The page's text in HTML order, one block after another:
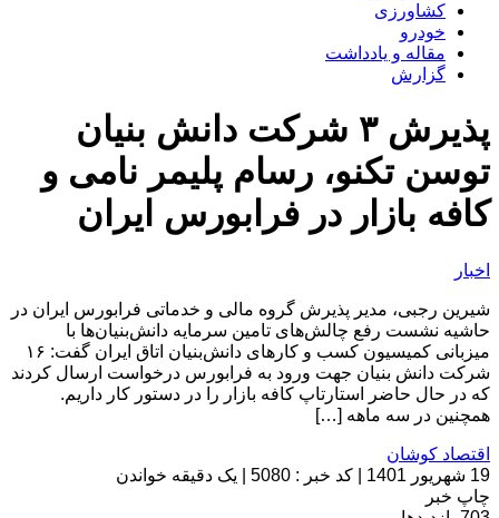
کشاورزی
خودرو
مقاله و یادداشت
گزارش
پذیرش ۳ شرکت دانش بنیان
توسن تکنو، رسام پلیمر نامی و
کافه بازار در فرابورس ایران
اخبار
شیرین رجبی، مدیر پذیرش گروه مالی و خدماتی فرابورس ایران در
حاشیه نشست رفع چالش‌های تامین سرمایه دانش‌بنیان‌ها با
میزبانی کمیسیون کسب و کارهای دانش‌بنیان اتاق ایران گفت: ۱۶
شرکت دانش بنیان جهت ورود به فرابورس درخواست ارسال کردند
که در حال حاضر استارتاپ کافه بازار را در دستور کار داریم.
همچنین در سه ماهه […]
اقتصاد کوشان
19 شهریور 1401
کد خبر : 5080
یک دقیقه خواندن
چاپ خبر